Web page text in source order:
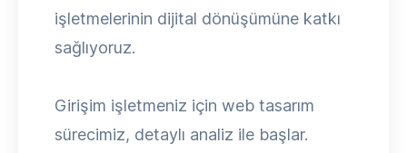
işletmelerinin dijital dönüşümüne katkı
sağlıyoruz.
Girişim işletmeniz için web tasarım
sürecimiz, detaylı analiz ile başlar.